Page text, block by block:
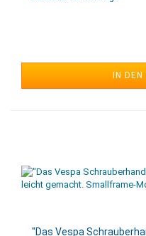
IN
"Das Vespa